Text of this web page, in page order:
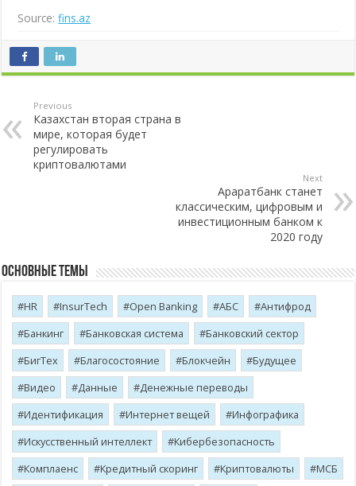
Source:fins.az
Previous
Казахстан вторая страна в
мире, которая будет
регулировать
криптовалютами
Next
Араратбанк станет
классическим, цифровым и
инвестиционным банком к
2020 году
Основные темы
HR InsurTech Open Banking АБС
Антифрод
Банкинг
Банковская система
Банковский сектор
БигТех
Благосостояние Блокчейн
Будущее
Видео
Данные
Денежные переводы
Идентификация
Интернет вещей
Инфографика
Искусственный интеллект
Кибербезопасность
Комплаенс
Кредитный скоринг Криптовалюты
МСБ